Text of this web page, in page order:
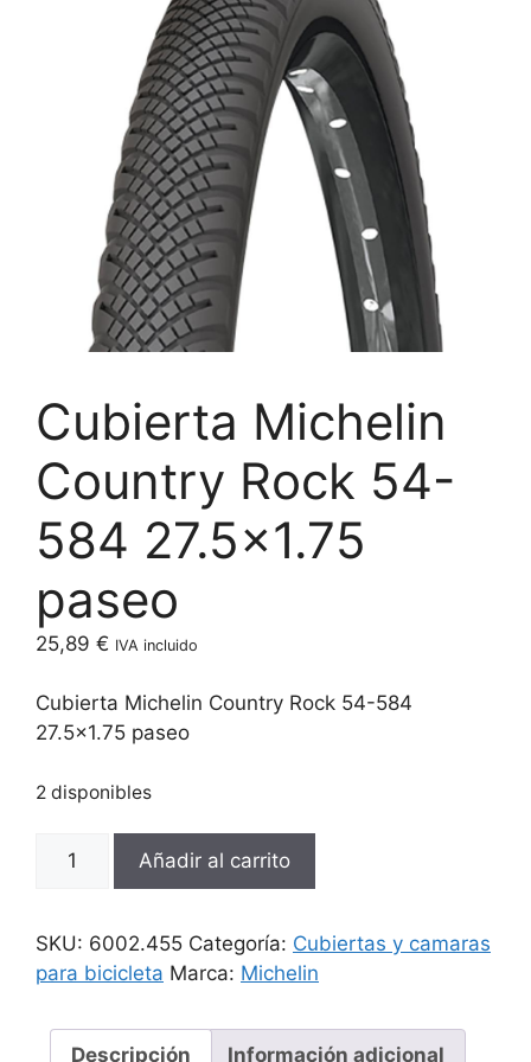
Cubierta Michelin
Country Rock 54-
584 27.5×1.75
paseo
25,89 € IVA incluido
Cubierta Michelin Country Rock 54-584
27.5×1.75 paseo
2 disponibles
Cubierta
Rock
54-
27.5x1.75
paseo
Añadir al carrito
SKU: 6002.455 Categoría: Cubiertas y camaras
para bicicleta Marca: Michelin
Descripción Información adicional